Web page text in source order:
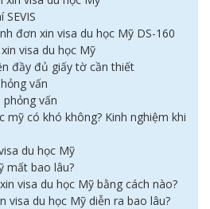
đơn xin visa du học Mỹ DS-160
visa du học Mỹ
đầy đủ giấy tờ cần thiết
vấn
vấn
mỹ có khó không? Kinh nghiệm khi
du học Mỹ
mất bao lâu?
visa du học Mỹ bằng cách nào?
visa du học Mỹ diễn ra bao lâu?